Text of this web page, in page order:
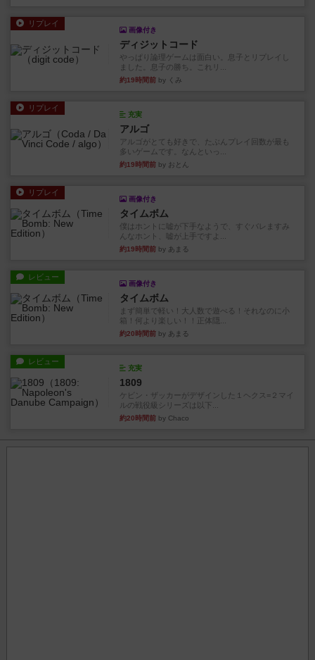
リプレイ
画像付き
ディジットコード
やっぱり論理ゲームは面白い。息子とリプレイし
ました。息子の勝ち。これリ...
約19時間前 by くみ
リプレイ
充実
アルゴ
アルゴがとても好きで、たぶんプレイ回数が最も
多いゲームです。なんといっ...
約19時間前 by おとん
リプレイ
画像付き
タイムボム
僕はホントに嘘が下手なようで、すぐバレますみ
んなホント、嘘が上手ですよ...
約19時間前 by あまる
レビュー
画像付き
タイムボム
まず簡単で軽い！大人数で遊べる！それなのに小
箱！何より楽しい！！正体隠...
約20時間前 by あまる
レビュー
充実
1809
ケビン・ザッカーがデザインした１ヘクス=２マイ
ルの戦役級シリーズは以下...
約20時間前 by Chaco